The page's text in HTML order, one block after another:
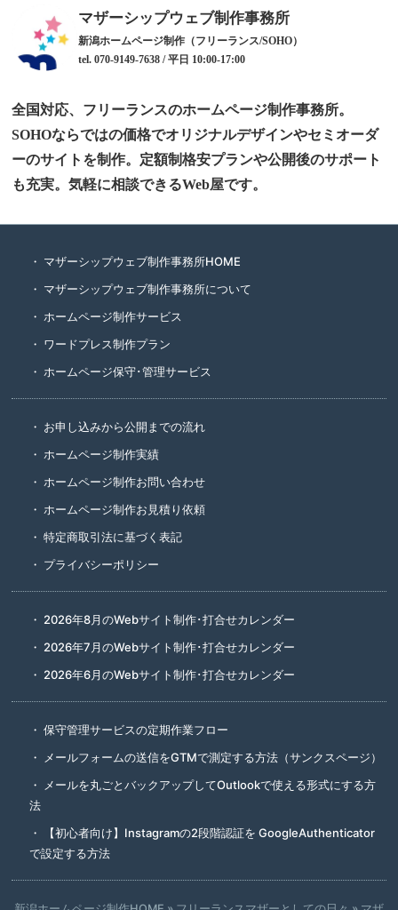
マザーシップウェブ制作事務所
新潟ホームページ制作（フリーランス/SOHO）
tel. 070-9149-7638 / 平日 10:00-17:00
全国対応、フリーランスのホームページ制作事務所。
SOHOならではの価格でオリジナルデザインやセミオーダ
ーのサイトを制作。定額制格安プランや公開後のサポート
も充実。気軽に相談できるWeb屋です。
マザーシップウェブ制作事務所HOME
マザーシップウェブ制作事務所について
ホームページ制作サービス
ワードプレス制作プラン
ホームページ保守･管理サービス
お申し込みから公開までの流れ
ホームページ制作実績
ホームページ制作お問い合わせ
ホームページ制作お見積り依頼
特定商取引法に基づく表記
プライバシーポリシー
2026年8月のWebサイト制作･打合せカレンダー
2026年7月のWebサイト制作･打合せカレンダー
2026年6月のWebサイト制作･打合せカレンダー
保守管理サービスの定期作業フロー
メールフォームの送信をGTMで測定する方法（サンクスページ）
メールを丸ごとバックアップしてOutlookで使える形式にする方
法
【初心者向け】Instagramの2段階認証を GoogleAuthenticator
で設定する方法